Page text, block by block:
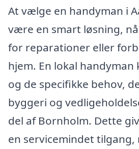
At vælge en handyman i
være en smart løsning,
for reparationer eller
hjem. En lokal
og de specifikke behov,
byggeri og
del af Bornholm. Dette
en servicemindet tilgang,